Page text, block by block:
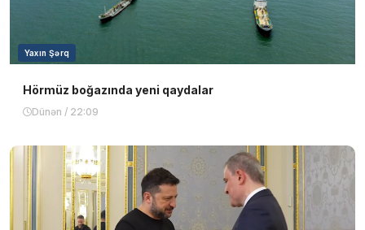
Yaxın Şərq
Hörmüz boğazında yeni qaydalar
Dünən / 22:09